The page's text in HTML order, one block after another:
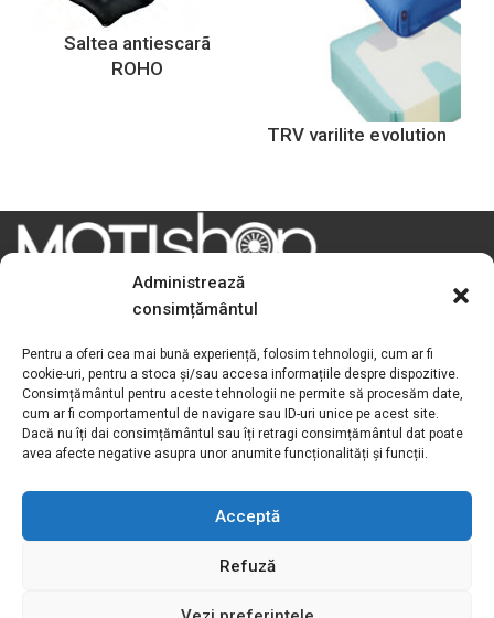
Administrează
consimțământul
Pentru a oferi cea mai bună experiență, folosim tehnologii, cum ar fi
cookie-uri, pentru a stoca și/sau accesa informațiile despre dispozitive.
Consimțământul pentru aceste tehnologii ne permite să procesăm date,
cum ar fi comportamentul de navigare sau ID-uri unice pe acest site.
Dacă nu îți dai consimțământul sau îți retragi consimțământul dat poate
avea afecte negative asupra unor anumite funcționalități și funcții.
Acceptă
Refuză
Saltea antiescarã
ROHO
TRV varilite evolution
Motivation S.R.L
Adresa:Str. Podișor nr.1, loc. Buda
com. Cornetu, jud. Ilfov, România
+4021.369.27.72
sales@motivation.ro